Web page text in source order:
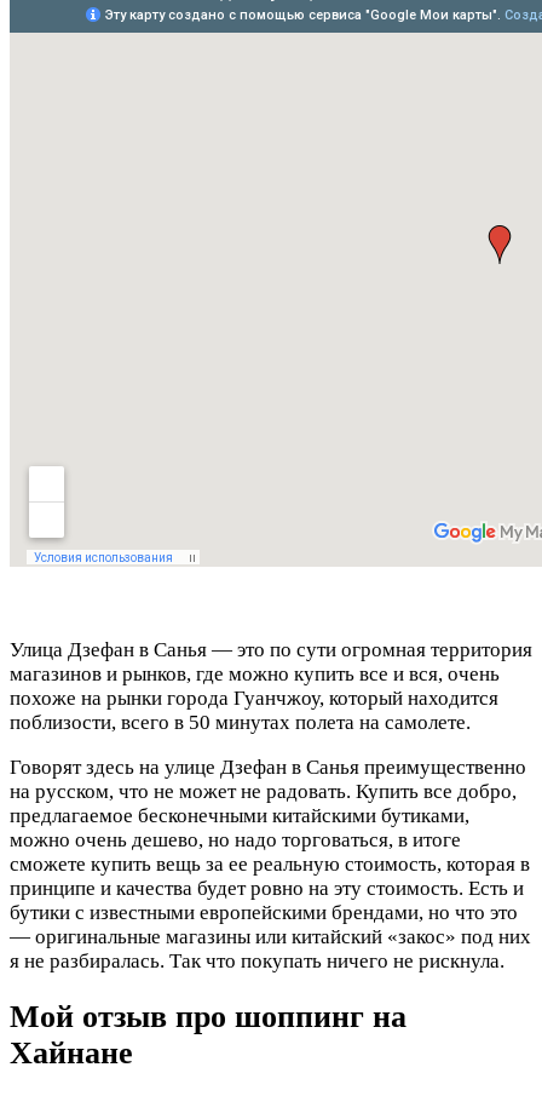
Улица Дзефан в Санья — это по сути огромная территория
магазинов и рынков, где можно купить все и вся, очень
похоже на рынки города Гуанчжоу, который находится
поблизости, всего в 50 минутах полета на самолете.
Говорят здесь на улице Дзефан в Санья преимущественно
на русском, что не может не радовать. Купить все добро,
предлагаемое бесконечными китайскими бутиками,
можно очень дешево, но надо торговаться, в итоге
сможете купить вещь за ее реальную стоимость, которая в
принципе и качества будет ровно на эту стоимость. Есть и
бутики с известными европейскими брендами, но что это
— оригинальные магазины или китайский «закос» под них
я не разбиралась. Так что покупать ничего не рискнула.
Мой отзыв про шоппинг на
Хайнане